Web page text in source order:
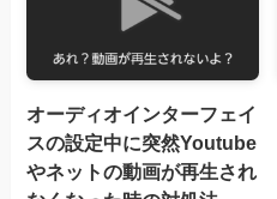
オーディオインターフェイ
スの設定中に突然Youtube
やネットの動画が再生され